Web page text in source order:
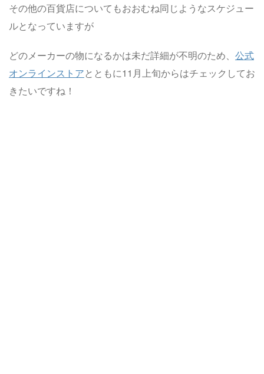
その他の百貨店についてもおおむね同じようなスケジュー
ルとなっていますが
どのメーカーの物になるかは未だ詳細が不明のため、 公式
オンラインストアとともに11月上旬からはチェックしてお
きたいですね！